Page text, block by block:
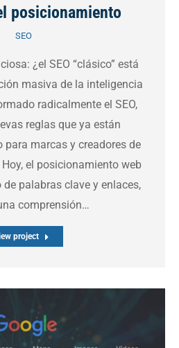
posicionamiento
SEO
¿el SEO “clásico” está
masiva de la inteligencia
radicalmente el SEO,
reglas que ya están
para marcas y creadores de
el posicionamiento web
palabras clave y enlaces,
comprensión…
project